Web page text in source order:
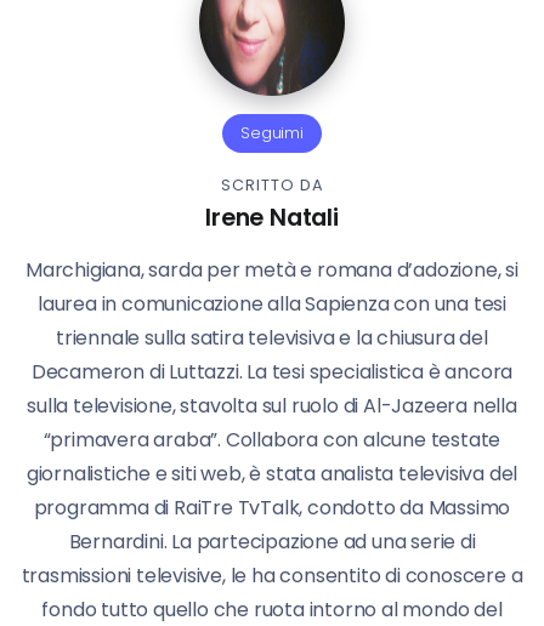
Seguimi
SCRITTO DA
Irene Natali
Marchigiana, sarda per metà e romana d’adozione, si
laurea in comunicazione alla Sapienza con una tesi
triennale sulla satira televisiva e la chiusura del
Decameron di Luttazzi. La tesi specialistica è ancora
sulla televisione, stavolta sul ruolo di Al-Jazeera nella
“primavera araba”. Collabora con alcune testate
giornalistiche e siti web, è stata analista televisiva del
programma di RaiTre TvTalk, condotto da Massimo
Bernardini. La partecipazione ad una serie di
trasmissioni televisive, le ha consentito di conoscere a
fondo tutto quello che ruota intorno al mondo del